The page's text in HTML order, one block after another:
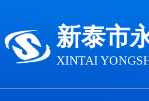
新泰市
XINTAI